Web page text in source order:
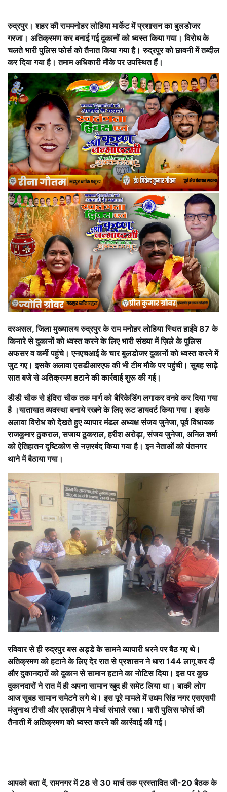
रुद्रपुर। शहर की राममनोहर लोहिया मार्केट में प्रशासन का बुलडोजर
गरजा। अतिक्रमण कर बनाई गई दुकानों को ध्वस्त किया गया। विरोध के
चलते भारी पुलिस फोर्स को तैनात किया गया है। रुद्रपुर को छावनी में तब्दील
कर दिया गया है। तमाम अधिकारी मौके पर उपस्थित हैं।
दरअसल, जिला मुख्यालय रुद्रपुर के राम मनोहर लोहिया स्थित हाईवे 87 के
किनारे से दुकानों को ध्वस्त करने के लिए भारी संख्या में ज़िले के पुलिस
अफसर व कर्मी पहुंचे। एनएचआई के चार बुलडोजर दुकानों को ध्वस्त करने में
जुट गए। इसके अलावा एसडीआरएफ की भी टीम मौके पर पहुंची। सुबह साढ़े
सात बजे से अतिक्रमण हटाने की कार्रवाई शुरू की गई।
डीडी चौक से इंदिरा चौक तक मार्ग को बैरिकेडिंग लगाकर वनवे कर दिया गया
है ।यातायात व्यवस्था बनाये रखने के लिए रूट डायवर्ट किया गया। इसके
अलावा विरोध को देखते हुए व्यापार मंडल अध्यक्ष संजय जुनेजा, पूर्व विधायक
राजकुमार ठुकराल, सजाय ठुकराल, हरीश अरोड़ा, संजय जुनेजा, अनिल शर्मा
को ऐतिहातन दृष्टिकोण से नज़रबंद किया गया है। इन नेताओं को पंतनगर
थाने में बैठाया गया।
रविवार से ही रुद्रपुर बस अड्डे के सामने व्यापारी धरने पर बैठ गए थे।
अतिक्रमण को हटाने के लिए देर रात से प्रशासन ने धारा 144 लागू कर दी
और दुकानदारों को दुकान से सामान हटाने का नोटिस दिया। इस पर कुछ
दुकानदारों ने रात में ही अपना सामान खुद ही समेट लिया था। बाकी लोग
आज सुबह सामान समेटने लगे थे। इस पूरे मामले में उधम सिंह नगर एसएसपी
मंजुनाथ टीसी और एसडीएम ने मोर्चा संभाले रखा। भारी पुलिस फोर्स की
तैनाती में अतिक्रमण को ध्वस्त करने की कार्रवाई की गई।
आपको बता दें, रामनगर में 28 से 30 मार्च तक प्रस्तावित जी-20 बैठक के